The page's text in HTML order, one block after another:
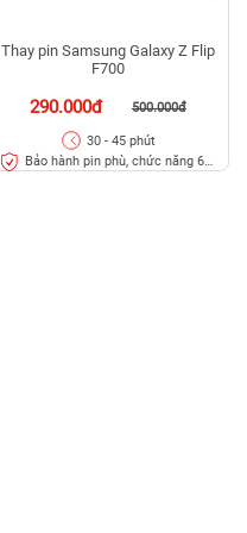
Thay pin Samsung Galaxy Z Flip
F700
290.000đ 500.000đ
30 - 45 phút
Bảo hành pin phù, chức năng 6